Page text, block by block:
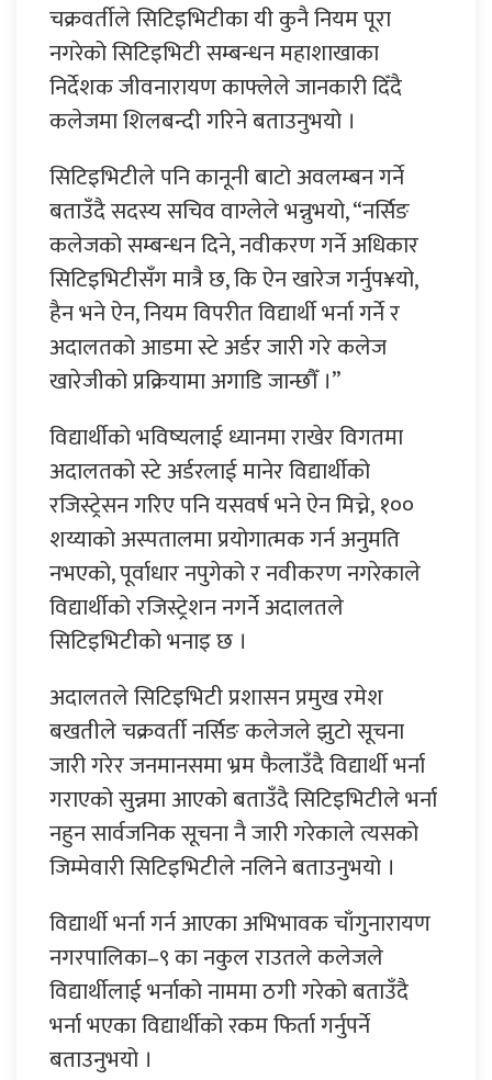
चक्रवर्तीले सिटिइभिटीका यी कुनै नियम पूरा
नगरेको सिटिइभिटी सम्बन्धन महाशाखाका
निर्देशक जीवनारायण काफ्लेले जानकारी दिँदै
कलेजमा शिलबन्दी गरिने बताउनुभयो ।
सिटिइभिटीले पनि कानूनी बाटो अवलम्बन गर्ने
बताउँदै सदस्य सचिव वाग्लेले भन्नुभयो, “नर्सिङ
कलेजको सम्बन्धन दिने, नवीकरण गर्ने अधिकार
सिटिइभिटीसँग मात्रै छ, कि ऐन खारेज गर्नुप¥यो,
हैन भने ऐन, नियम विपरीत विद्यार्थी भर्ना गर्ने र
अदालतको आडमा स्टे अर्डर जारी गरे कलेज
खारेजीको प्रक्रियामा अगाडि जान्छौँ ।”
विद्यार्थीको भविष्यलाई ध्यानमा राखेर विगतमा
अदालतको स्टे अर्डरलाई मानेर विद्यार्थीको
रजिस्ट्रेसन गरिए पनि यसवर्ष भने ऐन मिच्ने, १००
शय्याको अस्पतालमा प्रयोगात्मक गर्न अनुमति
नभएको, पूर्वाधार नपुगेको र नवीकरण नगरेकाले
विद्यार्थीको रजिस्ट्रेशन नगर्ने अदालतले
सिटिइभिटीको भनाइ छ ।
अदालतले सिटिइभिटी प्रशासन प्रमुख रमेश
बखतीले चक्रवर्ती नर्सिङ कलेजले झुटो सूचना
जारी गरेर जनमानसमा भ्रम फैलाउँदै विद्यार्थी भर्ना
गराएको सुन्नमा आएको बताउँदै सिटिइभिटीले भर्ना
नहुन सार्वजनिक सूचना नै जारी गरेकाले त्यसको
जिम्मेवारी सिटिइभिटीले नलिने बताउनुभयो ।
विद्यार्थी भर्ना गर्न आएका अभिभावक चाँगुनारायण
नगरपालिका–९ का नकुल राउतले कलेजले
विद्यार्थीलाई भर्नाको नाममा ठगी गरेको बताउँदै
भर्ना भएका विद्यार्थीको रकम फिर्ता गर्नुपर्ने
बताउनुभयो ।